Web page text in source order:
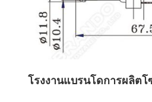
โรงงานแบรนโดการผลิต